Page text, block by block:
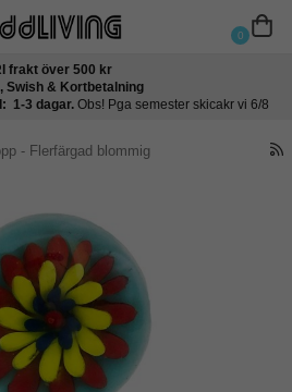
0
frakt över 500 kr
Swish & Kortbetalning
1-3 dagar. Obs! Pga semester skicakr vi 6/8
- Flerfärgad blommig